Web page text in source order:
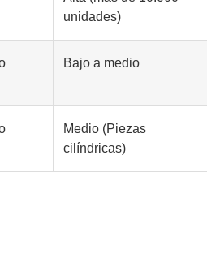
unidades)
Bajo a medio
Medio (Piezas
cilíndricas)